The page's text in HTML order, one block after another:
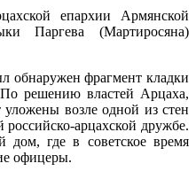
епархии Армянской
Паргева (Мартиросяна)
обнаружен фрагмент кладки
По решению властей Арцаха,
возле одной из стен
российско-арцахской дружбе.
дом, где в советское время
офицеры.